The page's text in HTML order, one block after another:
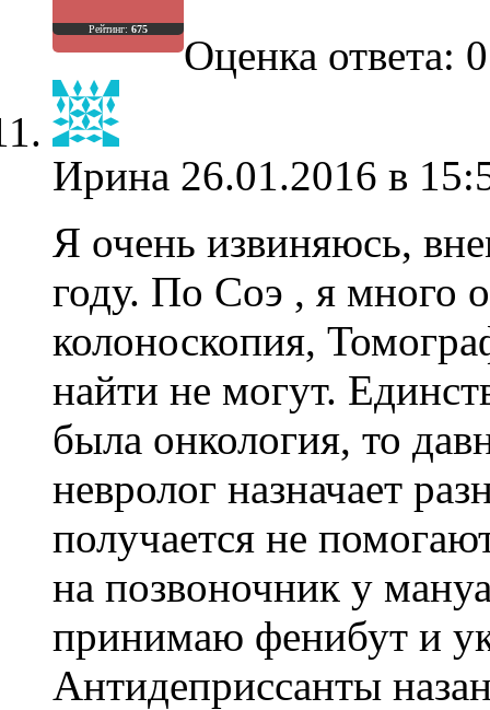
Рейтинг: 675
Оценка ответа:
Ирина 26.01.2016 в
Я очень извиняюсь,
году. По Соэ , я много
колоноскопия,
найти не могут.
была онкология, то
невролог назначает
получается не
на позвоночник у
принимаю фенибут и
Антидеприссанты